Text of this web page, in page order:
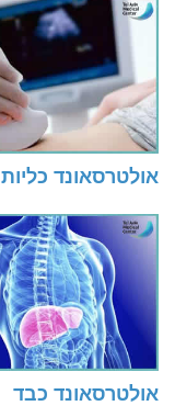
אולטרסאונד כליות
אולטרסאונד כבד